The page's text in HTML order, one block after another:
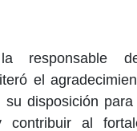
la responsable
el
su disposición
contribuir al